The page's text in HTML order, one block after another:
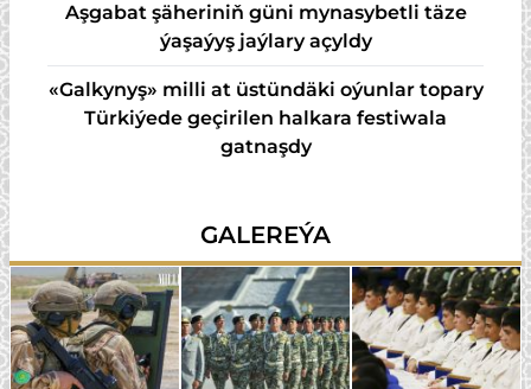
Aşgabat şäheriniň güni mynasybetli täze
ýaşaýyş jaýlary açyldy
«Galkynyş» milli at üstündäki oýunlar topary
Türkiýede geçirilen halkara festiwala
gatnaşdy
GALEREÝA